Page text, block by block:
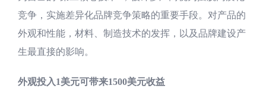
竞争，实施差异化品牌竞争策略的重要手段。对产品的
外观和性能，材料、制造技术的发挥，以及品牌建设产
生最直接的影响。
外观投入1美元可带来1500美元收益